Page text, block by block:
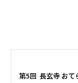
第5回 長玄寺 おて